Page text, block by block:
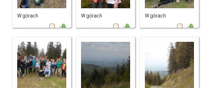
W górach W górach W górach